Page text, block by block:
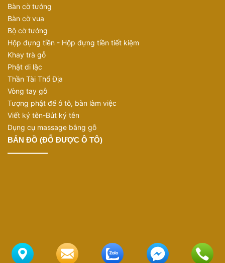
Bàn cờ tướng
Bàn cờ vua
Bộ cờ tướng
Hộp đựng tiền - Hộp đựng tiền tiết kiệm
Khay trà gỗ
Phật di lặc
Thần Tài Thổ Địa
Vòng tay gỗ
Tượng phật để ô tô, bàn làm việc
Viết ký tên-Bút ký tên
Dụng cụ massage bằng gỗ
BẢN ĐỒ (ĐỖ ĐƯỢC Ô TÔ)